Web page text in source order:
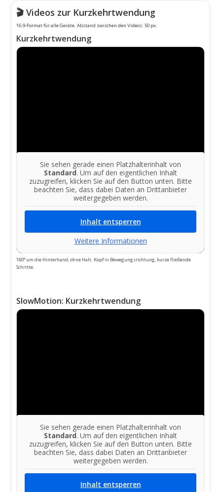
🎬 Videos zur Kurzkehrtwendung
16:9-Format für alle Geräte. Abstand zwischen den Videos: 50 px.
Kurzkehrtwendung
Sie sehen gerade einen Platzhalterinhalt von
Standard. Um auf den eigentlichen Inhalt
zuzugreifen, klicken Sie auf den Button unten. Bitte
beachten Sie, dass dabei Daten an Drittanbieter
weitergegeben werden.
Inhalt entsperren
Weitere Informationen
180° um die Hinterhand, ohne Halt. Kopf in Bewegungsrichtung, kurze fließende
Schritte.
SlowMotion: Kurzkehrtwendung
Sie sehen gerade einen Platzhalterinhalt von
Standard. Um auf den eigentlichen Inhalt
zuzugreifen, klicken Sie auf den Button unten. Bitte
beachten Sie, dass dabei Daten an Drittanbieter
weitergegeben werden.
Inhalt entsperren